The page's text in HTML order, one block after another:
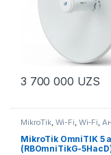
3 700 000 UZS
MikroTik, Wi-Fi, Wi-Fi,
Антенны Роутеры
MikroTik OmniTIK 5
(RBOmniTikG-